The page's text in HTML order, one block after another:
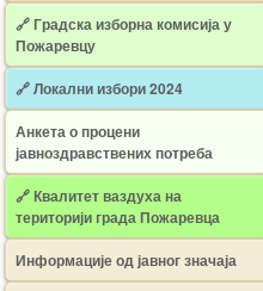
🔗Градска изборна комисија у
Пожаревцу
🔗 Локални избори 2024
Анкета о процени
јавноздравствених потреба
🔗 Квалитет ваздуха на
територији града Пожаревца
Информације од јавног значаја